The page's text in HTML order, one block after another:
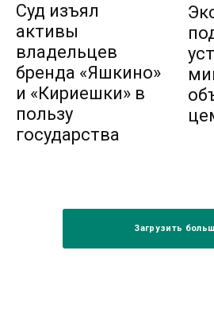
Суд изъял
активы
владельцев
бренда «Яшкино»
и «Кириешки» в
пользу
государства
Загрузить